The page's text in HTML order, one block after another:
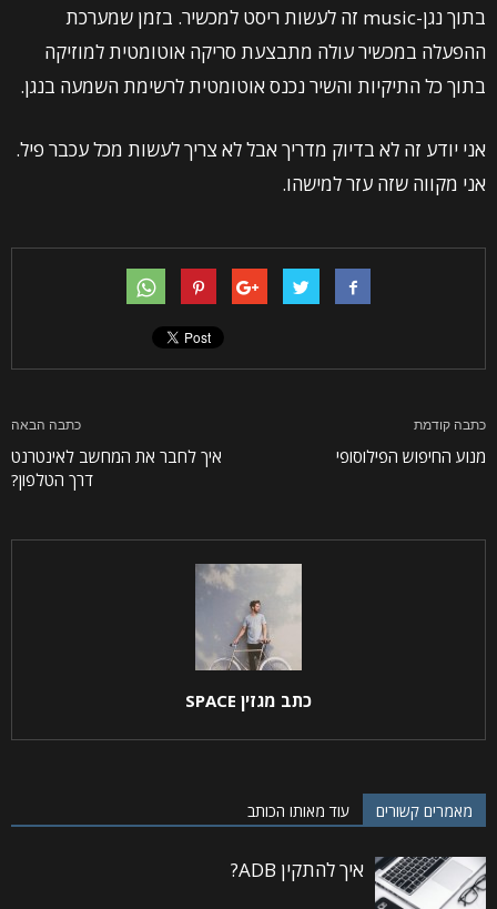
בתוך נגן-music זה לעשות ריסט למכשיר. בזמן שמערכת
ההפעלה במכשיר עולה מתבצעת סריקה אוטומטית למוזיקה
בתוך כל התיקיות והשיר נכנס אוטומטית לרשימת השמעה בנגן.
אני יודע זה לא בדיוק מדריך אבל לא צריך לעשות מכל עכבר פיל.
אני מקווה שזה עזר למישהו.
כתבה קודמת
מנוע החיפוש הפילוסופי
כתבה הבאה
איך לחבר את המחשב לאינטרנט
דרך הטלפון?
כתב מגזין SPACE
מאמרים קשורים עוד מאותו הכותב
איך להתקין ADB?